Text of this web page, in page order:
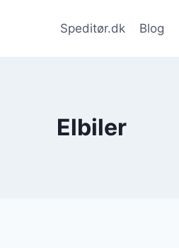
Speditør.dk Blog
Elbiler